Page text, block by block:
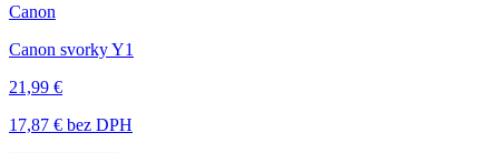
Canon
Canon svorky Y1
21,99 €
17,87 € bez DPH